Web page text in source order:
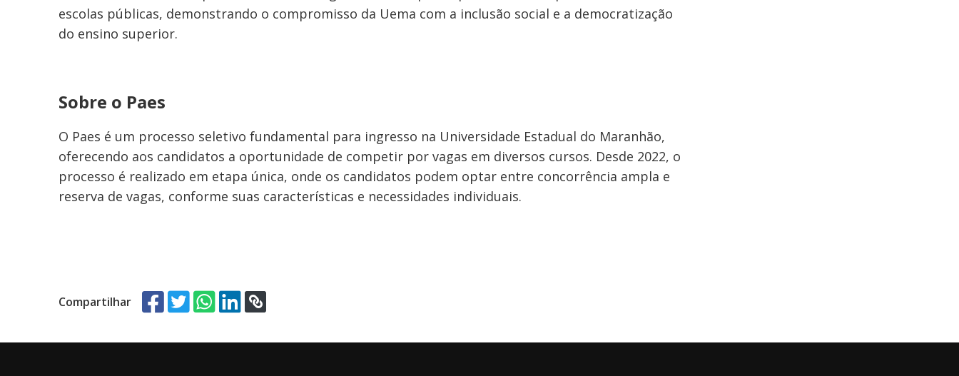
escolas públicas, demonstrando o compromisso da Uema com a inclusão social e a democratização
do ensino superior.
Sobre o Paes
O Paes é um processo seletivo fundamental para ingresso na Universidade Estadual do Maranhão,
oferecendo aos candidatos a oportunidade de competir por vagas em diversos cursos. Desde 2022, o
processo é realizado em etapa única, onde os candidatos podem optar entre concorrência ampla e
reserva de vagas, conforme suas características e necessidades individuais.
Compartilhar